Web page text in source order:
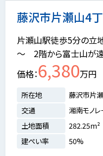
藤沢市片瀬山4
片瀬山駅徒歩5分の立
～ 2階から富士山が
価格 6,380万円
所在地
藤沢市片
交通
湘南モノ
土地面積
282.25m²
建ぺい率
50%